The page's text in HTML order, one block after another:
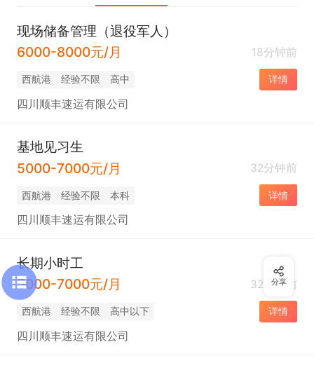
现场储备管理（退役军人）
6000-8000元/月
18分钟前
西航港 经验不限 高中 详情
四川顺丰速运有限公司
基地见习生
5000-7000元/月
32分钟前
西航港 经验不限 本科 详情
四川顺丰速运有限公司
长期小时工
5000-7000元/月
32分钟前
西航港 经验不限 高中以下 详情
四川顺丰速运有限公司
分享